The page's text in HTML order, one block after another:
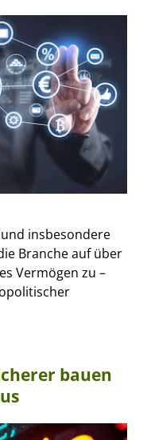
insbesondere
Branche auf über
Vermögen zu –
bauen